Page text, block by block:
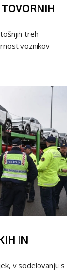
treh
voznikov
IN
v sodelovanju s